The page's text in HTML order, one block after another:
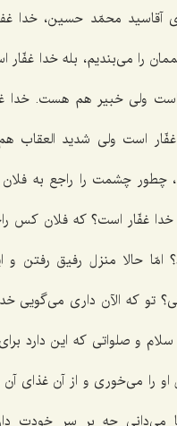
آقاسید محمّد حسین، خدا
را می‌بندیم، بله خدا غفّار
ولی خبیر هم هست. خدا
است ولی شدید العقاب
چطور چشمت را راجع به
غفّار است؟ كه فلان كس
امّا حالا منزل رفیق رفتن و
تو كه الآن داری می‌گویی
و صلواتی كه این دارد
را می‌خوری و از آن غذای آن
می‌دانی چه بر سر خودت